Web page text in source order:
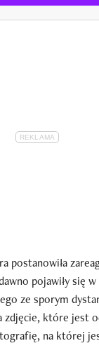
postanowiła
pojawiły się w
ze sporym
zdjęcie, które jest
na której